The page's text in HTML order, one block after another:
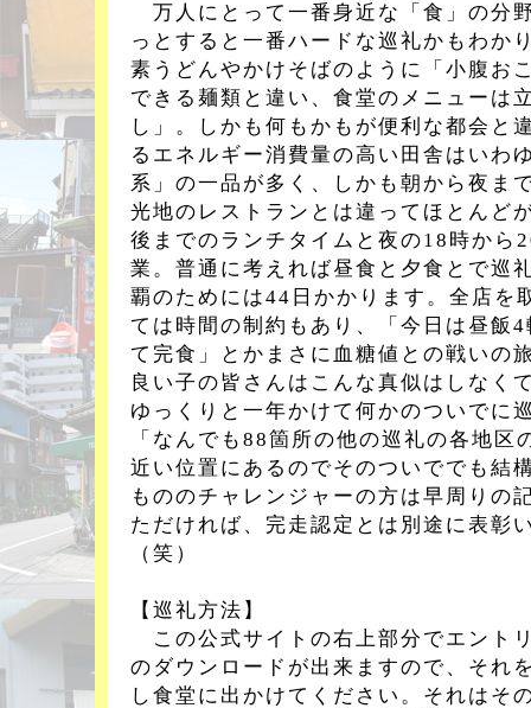
万人にとって一番身近な「食」の分
っとすると一番ハードな巡礼かもわか
素うどんやかけそばのように「小腹お
できる麺類と違い、食堂のメニューは
し」。しかも何もかもが便利な都会と
るエネルギー消費量の高い田舎はいわ
系」の一品が多く、しかも朝から夜ま
光地のレストランとは違ってほとんど
後までのランチタイムと夜の18時から
業。普通に考えれば昼食と夕食とで巡
覇のためには44日かかります。全店を
ては時間の制約もあり、「今日は昼飯
て完食」とかまさに血糖値との戦いの
良い子の皆さんはこんな真似はしなく
ゆっくりと一年かけて何かのついでに
「なんでも88箇所の他の巡礼の各地区
近い位置にあるのでそのついででも結
もののチャレンジャーの方は早周りの
ただければ、完走認定とは別途に表彰
（笑）
【巡礼方法】
この公式サイトの右上部分でエント
のダウンロードが出来ますので、それ
し食堂に出かけてください。それはそ